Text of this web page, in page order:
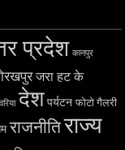
प्रदेश कानपुर
जरा हट के
देश पर्यटन फोटो गैलरी
राजनीतिराज्य